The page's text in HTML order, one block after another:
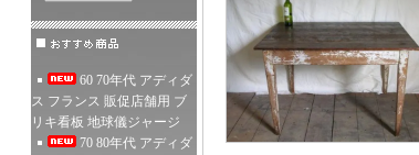
60 70年代 アディダ
ス フランス 販促店舗用 ブ
リキ看板 地球儀ジャージ
70 80年代 アディダ